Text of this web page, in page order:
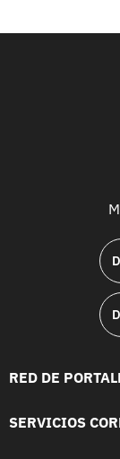
RED DE
SERVICIOS